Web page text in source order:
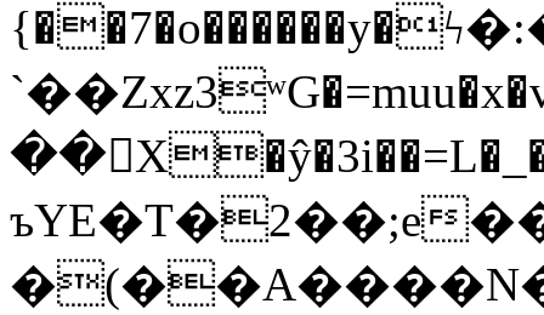
ъYE�T�2��;e